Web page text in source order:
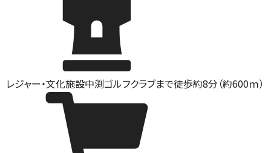
レジャー・文化施設中渕ゴルフクラブまで徒歩約8分（約600ｍ）